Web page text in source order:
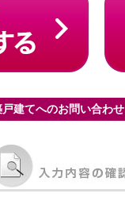
建てへのお問い合わせ